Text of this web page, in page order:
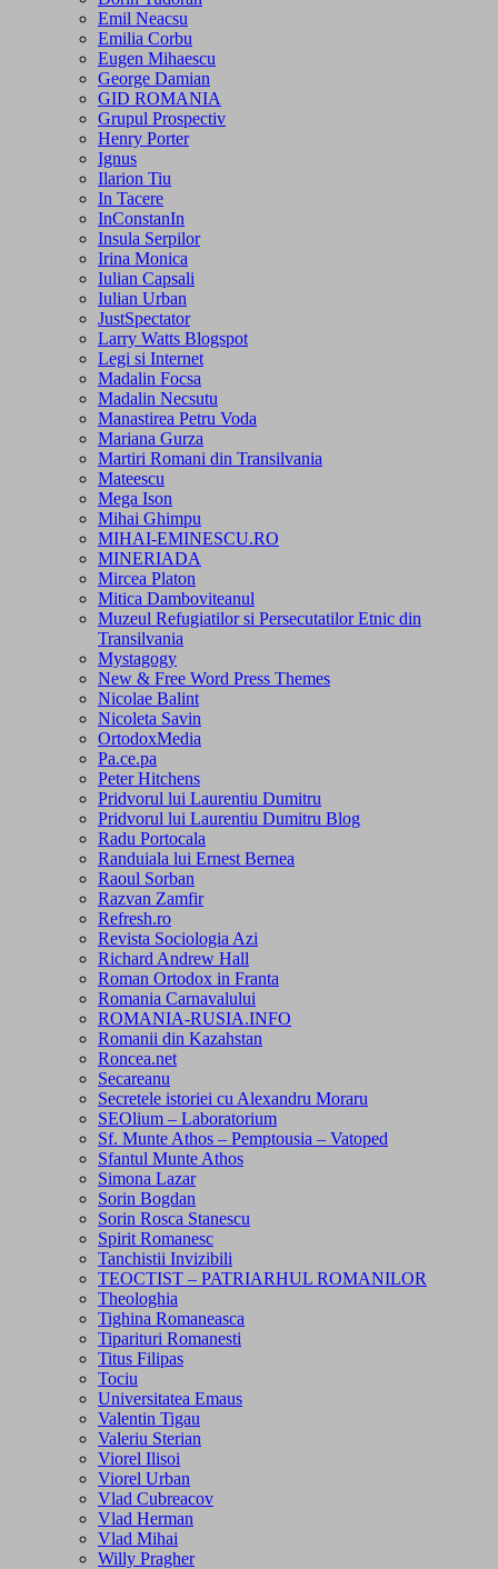
Emil Neacsu
Emilia Corbu
Eugen Mihaescu
George Damian
GID ROMANIA
Grupul Prospectiv
Henry Porter
Ignus
Ilarion Tiu
In Tacere
InConstanIn
Insula Serpilor
Irina Monica
Iulian Capsali
Iulian Urban
JustSpectator
Larry Watts Blogspot
Legi si Internet
Madalin Focsa
Madalin Necsutu
Manastirea Petru Voda
Mariana Gurza
Martiri Romani din Transilvania
Mateescu
Mega Ison
Mihai Ghimpu
MIHAI-EMINESCU.RO
MINERIADA
Mircea Platon
Mitica Damboviteanul
Muzeul Refugiatilor si Persecutatilor Etnic din
Transilvania
Mystagogy
New & Free Word Press Themes
Nicolae Balint
Nicoleta Savin
OrtodoxMedia
Pa.ce.pa
Peter Hitchens
Pridvorul lui Laurentiu Dumitru
Pridvorul lui Laurentiu Dumitru Blog
Radu Portocala
Randuiala lui Ernest Bernea
Raoul Sorban
Razvan Zamfir
Refresh.ro
Revista Sociologia Azi
Richard Andrew Hall
Roman Ortodox in Franta
Romania Carnavalului
ROMANIA-RUSIA.INFO
Romanii din Kazahstan
Roncea.net
Secareanu
Secretele istoriei cu Alexandru Moraru
SEOlium – Laboratorium
Sf. Munte Athos – Pemptousia – Vatoped
Sfantul Munte Athos
Simona Lazar
Sorin Bogdan
Sorin Rosca Stanescu
Spirit Romanesc
Tanchistii Invizibili
TEOCTIST – PATRIARHUL ROMANILOR
Theologhia
Tighina Romaneasca
Tiparituri Romanesti
Titus Filipas
Tociu
Universitatea Emaus
Valentin Tigau
Valeriu Sterian
Viorel Ilisoi
Viorel Urban
Vlad Cubreacov
Vlad Herman
Vlad Mihai
Willy Pragher